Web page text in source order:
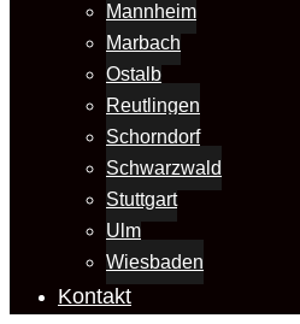
Mannheim
Marbach
Ostalb
Reutlingen
Schorndorf
Schwarzwald
Stuttgart
Ulm
Wiesbaden
Kontakt